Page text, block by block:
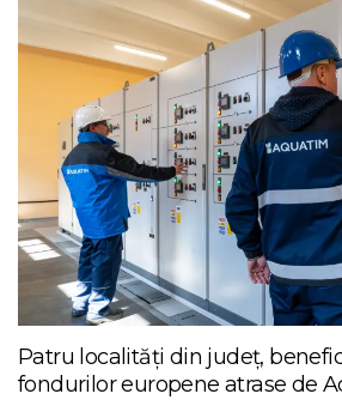
Patru localități din județ,
fondurilor europene atrase de